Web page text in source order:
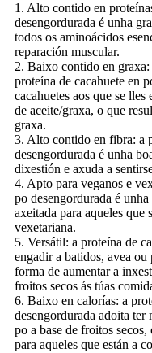
1. Alto contido en
desengordurada é unha
todos os aminoácidos
reparación muscular.
2. Baixo contido en
proteína de cacahuete en
cacahuetes aos que se
de aceite/graxa, o que
graxa.
3. Alto contido en fibra: a
desengordurada é unha
dixestión e axuda a
4. Apto para veganos e
po desengordurada é
axeitada para aqueles que
vexetariana.
5. Versátil: a proteína de
engadir a batidos, avea
forma de aumentar a
froitos secos ás túas
6. Baixo en calorías: a
desengordurada adoita ter
po a base de froitos
para aqueles que están a